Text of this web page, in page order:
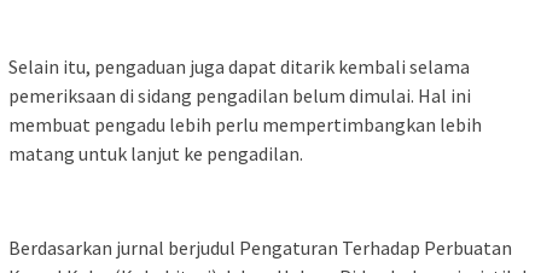
Selain itu, pengaduan juga dapat ditarik kembali selama
pemeriksaan di sidang pengadilan belum dimulai. Hal ini
membuat pengadu lebih perlu mempertimbangkan lebih
matang untuk lanjut ke pengadilan.
Berdasarkan jurnal berjudul Pengaturan Terhadap Perbuatan